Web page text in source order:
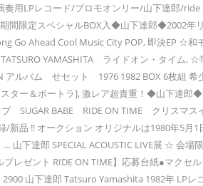
奏用LPレコード/プロモオンリー/山下達郎/
間限定スペシャルBOX入◆山下達郎◆2002年
Go Ahead Cool Music City POP, 即決EP ☆
YAMASHITA ライドオン・タイム, ☆帯
アルバム せセット 1976 1982 BOX 6枚組
スター＆ボートラ], 激レア超貴重！◆山下
SUGAR BABE RIDE ON TIME クリスマ
/新品 !! オークション オリジナルは1980年5
山下達郎 SPECIAL ACOUSTIC LIVE展 ☆ 会
プレゼント RIDE ON TIME】応募台紙●マ
山下達郎 Tatsuro Yamashita 1982年 LP